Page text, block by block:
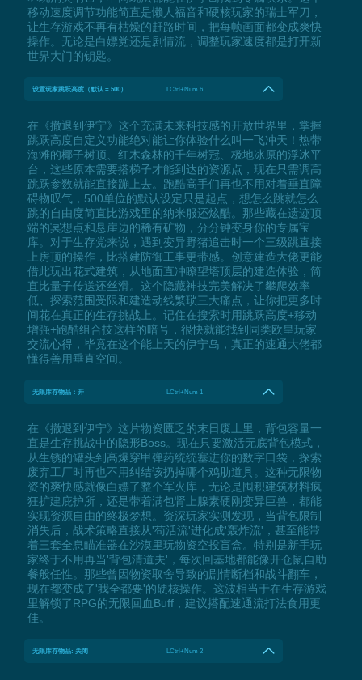
移动速度调节功能简直是懒人福音和硬核玩家的瑞士军刀，
让生存游戏不再有枯燥的赶路时间，把每帧画面都变成爽快
操作。无论是白嫖党还是剧情流，调整玩家速度都是打开新
世界大门的钥匙。
设置玩家跳跃高度（默认 = 500） LCtrl+Num 6
在《撤退到伊宁》这个充满未来科技感的开放世界里，掌握
跳跃高度自定义功能绝对能让你体验什么叫一飞冲天！热带
海滩的椰子树顶、红木森林的千年树冠、极地冰原的浮冰平
台，这些原本需要搭梯子才能到达的资源点，现在只需调高
跳跃参数就能直接蹦上去。跑酷高手们再也不用对着垂直障
碍物叹气，500单位的默认设定只是起点，想怎么跳就怎么
跳的自由度简直比游戏里的纳米服还炫酷。那些藏在遗迹顶
端的冥想点和悬崖边的稀有矿物，分分钟变身你的专属宝
库。对于生存党来说，遇到变异野猪追击时一个三级跳直接
上房顶的操作，比搭建防御工事更带感。创意建造大佬更能
借此玩出花式建筑，从地面直冲瞭望塔顶层的建造体验，简
直比量子传送还丝滑。这个隐藏神技完美解决了攀爬效率
低、探索范围受限和建造动线繁琐三大痛点，让你把更多时
间花在真正的生存挑战上。记住在搜索时用跳跃高度+移动
增强+跑酷组合技这样的暗号，很快就能找到同类欧皇玩家
交流心得，毕竟在这个能上天的伊宁岛，真正的速通大佬都
懂得善用垂直空间。
无限库存物品：开 LCtrl+Num 1
在《撤退到伊宁》这片物资匮乏的末日废土里，背包容量一
直是生存挑战中的隐形Boss。现在只要激活无底背包模式，
从生锈的罐头到高爆穿甲弹药统统塞进你的数字口袋，探索
废弃工厂时再也不用纠结该扔掉哪个鸡肋道具。这种无限物
资的爽快感就像白嫖了整个军火库，无论是囤积建筑材料疯
狂扩建庇护所，还是带着满包肾上腺素硬刚变异巨兽，都能
实现资源自由的终极梦想。资深玩家实测发现，当背包限制
消失后，战术策略直接从'苟活流'进化成'轰炸流'，甚至能带
着三套全息瞄准器在沙漠里玩物资空投盲盒。特别是新手玩
家终于不用再当'背包清道夫'，每次回基地都能像开仓鼠自助
餐般任性。那些曾因物资取舍导致的剧情断档和战斗翻车，
现在都变成了'我全都要'的硬核操作。这波相当于在生存游戏
里解锁了RPG的无限回血Buff，建议搭配速通流打法食用更
佳。
无限库存物品: 关闭 LCtrl+Num 2